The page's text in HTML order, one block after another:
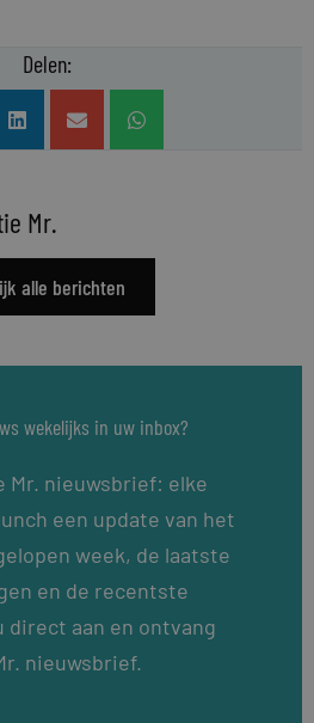
Delen:
Mr.
alle berichten
wekelijks in uw inbox?
Mr. nieuwsbrief: elke
een update van het
week, de laatste
en de recentste
direct aan en ontvang
nieuwsbrief.